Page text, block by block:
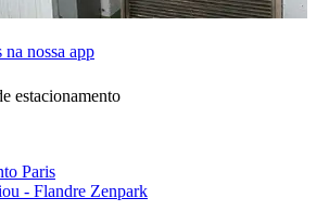
na nossa app
estacionamento
Paris
- Flandre Zenpark